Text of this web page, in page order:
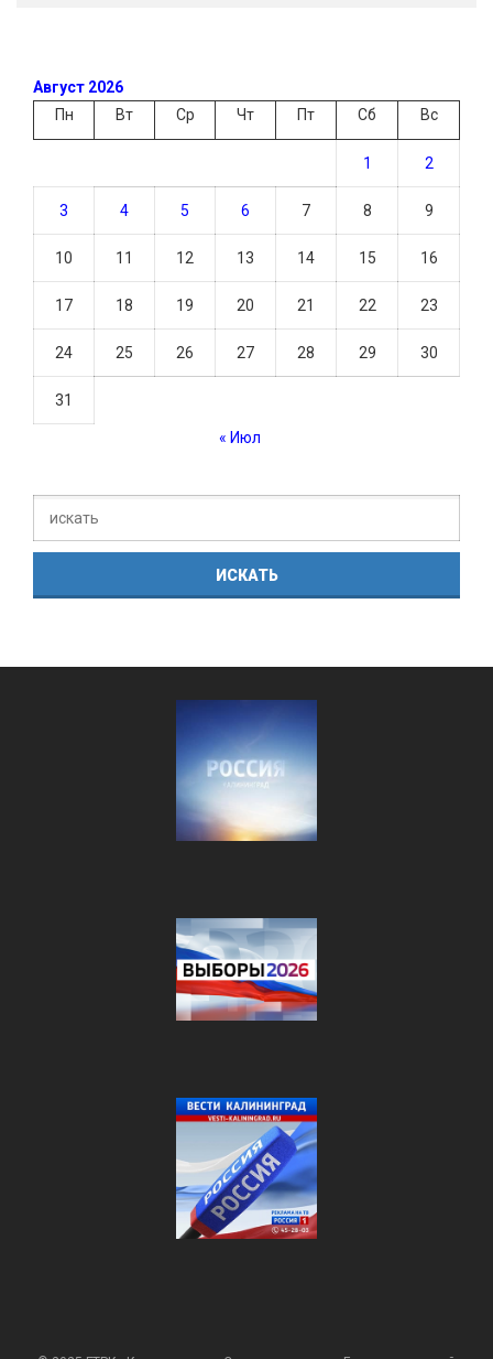
Август 2026
Пн
Вт Ср Чт Пт Сб Вс
1 2
3 4 5 6 7 8 9
10 11 12 13 14 15 16
17 18 19 20 21 22 23
24 25 26 27 28 29 30
31
« Июл